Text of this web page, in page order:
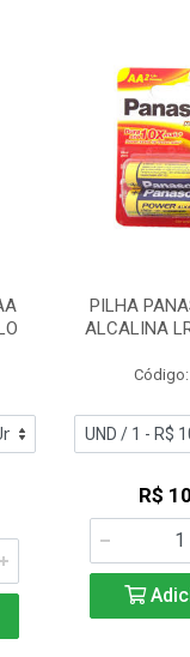
PILHA
ALCALINA
R$